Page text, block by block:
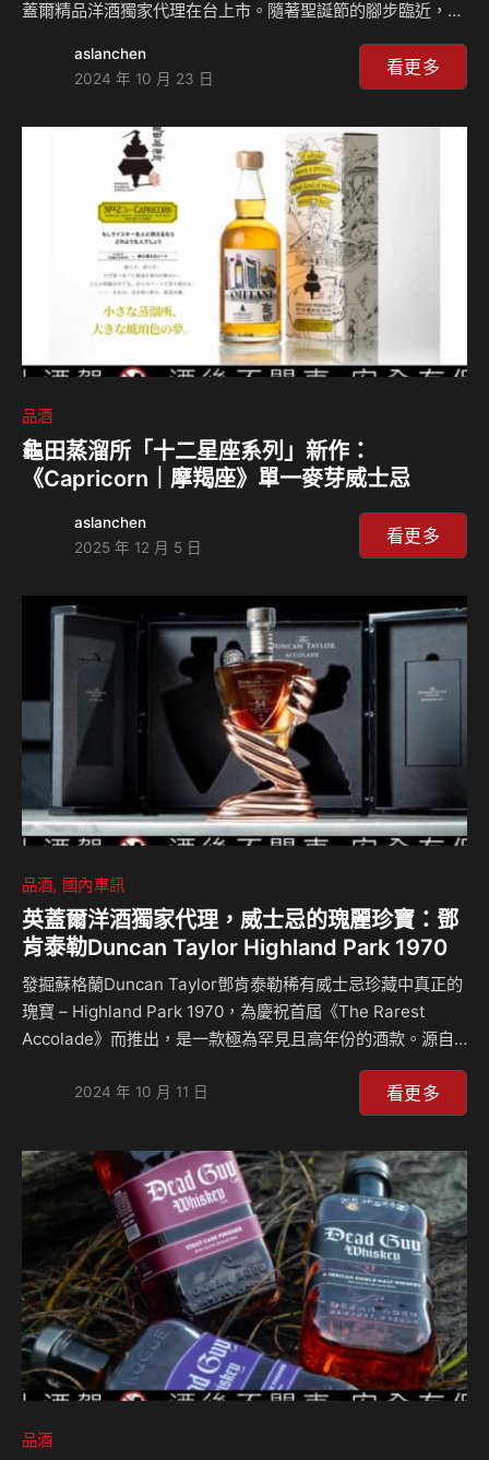
蓋爾精品洋酒獨家代理在台上市。隨著聖誕節的腳步臨近，這
稀有威士忌都將為您揭開聖誕的驚喜序幕，讓倒數的每一天都
充滿溫暖與愉悅。 這款倒數日曆內含來自蘇格蘭五大威士忌
坎貝爾鎮。精選的單一麥芽、單一穀類、純麥或調和威士忌，
將為每位愛好者帶來無與倫比的奢華品味享受。從斯佩賽區的
GLENTAUCHERS到艾雷島獨特的煙燻風味佳釀CAOL ILA，
每一瓶都極具收藏價值，是聖誕期間最完美的陪伴。 …
aslanchen
2024 年 10 月 23 日
看更多
品酒
龜田蒸溜所「十二星座系列」新作：
《Capricorn｜摩羯座》單一麥芽威士忌
aslanchen
2025 年 12 月 5 日
看更多
品酒 國內車訊
英蓋爾洋酒獨家代理，威士忌的瑰麗珍寶：鄧
肯泰勒Duncan Taylor Highland Park 1970
發掘蘇格蘭Duncan Taylor鄧肯泰勒稀有威士忌珍藏中真正的
瑰寶 – Highland Park 1970，為慶祝首屆《The Rarest
Accolade》而推出，是一款極為罕見且高年份的酒款。源自
蘇格蘭最北端的Highland Park蒸餾廠，並經過54年桶陳，完
美呈現奧克尼群島（Orkney）威士忌的極致工藝與非凡魅
力。 Duncan Taylor 的極致珍藏 Highland Park 1970取自
Duncan Taylor嚴選的頂級雪莉桶，在奧克尼群島獨特的鹹海
風與泥煤花香影響下，歷經時光淬鍊，達至卓越的平衡。甜美
與煙燻的層次互相交織，造就了引人入勝的口感，使其成為不
折不扣的…
2024 年 10 月 11 日 看更多
品酒